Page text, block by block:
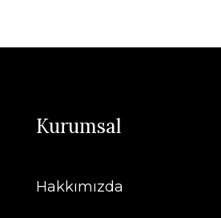
Kurumsal
Hakkımızda